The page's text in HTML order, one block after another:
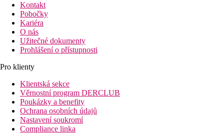
Kontakt
Pobočky
Kariéra
O nás
Užitečné dokumenty
Prohlášení o přístupnosti
Pro klienty
Klientská sekce
Věrnostní program DERCLUB
Poukázky a benefity
Ochrana osobních údajů
Nastavení soukromí
Compliance linka